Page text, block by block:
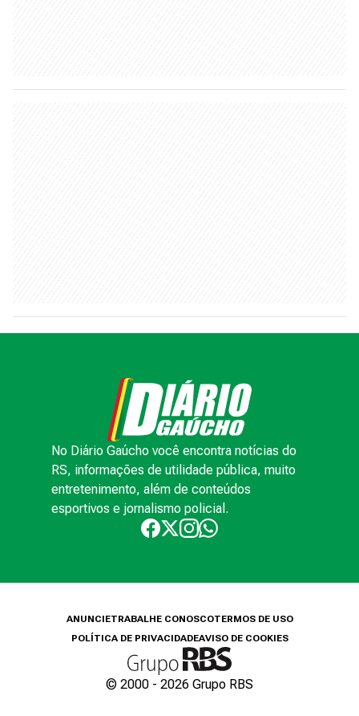
No Diário Gaúcho você encontra notícias do
RS, informações de utilidade pública, muito
entretenimento, além de conteúdos
esportivos e jornalismo policial.
ANUNCIETRABALHE CONOSCOTERMOS DE USO
POLÍTICA DE PRIVACIDADEAVISO DE COOKIES
© 2000 - 2026 Grupo RBS